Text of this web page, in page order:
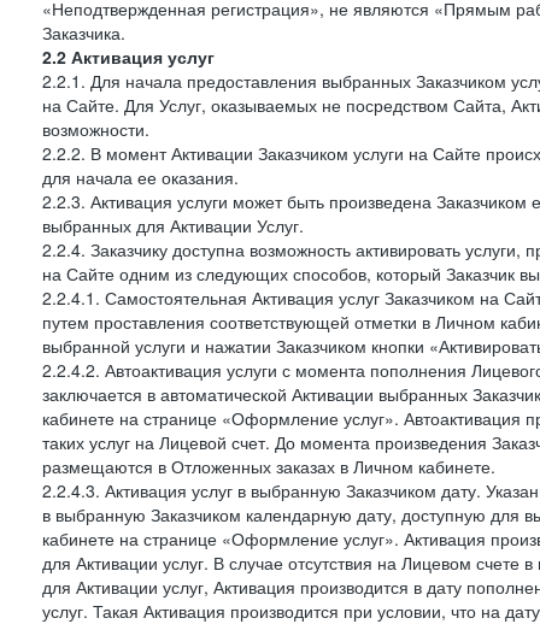
«Неподтвержденная регистрация», не являются «Прямым
Заказчика.
2.2 Активация услуг
2.2.1. Для начала предоставления выбранных Заказчиком
на Сайте. Для Услуг, оказываемых не посредством Сайта,
возможности.
2.2.2. В момент Активации Заказчиком услуги на Сайте
для начала ее оказания.
2.2.3. Активация услуги может быть произведена
выбранных для Активации Услуг.
2.2.4. Заказчику доступна возможность активировать
на Сайте одним из следующих способов, который Заказчик
2.2.4.1. Самостоятельная Активация услуг Заказчиком на
путем проставления соответствующей отметки в Личном
выбранной услуги и нажатии Заказчиком кнопки
2.2.4.2. Автоактивация услуги с момента пополнения
заключается в автоматической Активации выбранных
кабинете на странице «Оформление услуг». Автоактивация
таких услуг на Лицевой счет. До момента произведения
размещаются в Отложенных заказах в Личном кабинете.
2.2.4.3. Активация услуг в выбранную Заказчиком дату.
в выбранную Заказчиком календарную дату, доступную для
кабинете на странице «Оформление услуг». Активация
для Активации услуг. В случае отсутствия на Лицевом
для Активации услуг, Активация производится в дату
услуг. Такая Активация производится при условии, что на